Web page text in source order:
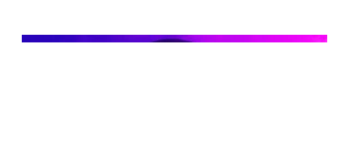
experiencia del cáncer de mama y a sus